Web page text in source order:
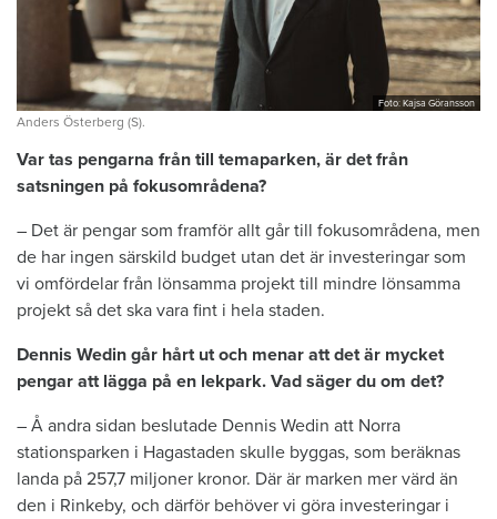
Foto: Kajsa Göransson
Anders Österberg (S).
Var tas pengarna från till temaparken, är det från
satsningen på fokusområdena?
– Det är pengar som framför allt går till fokusområdena, men
de har ingen särskild budget utan det är investeringar som
vi omfördelar från lönsamma projekt till mindre lönsamma
projekt så det ska vara fint i hela staden.
Dennis Wedin går hårt ut och menar att det är mycket
pengar att lägga på en lekpark. Vad säger du om det?
– Å andra sidan beslutade Dennis Wedin att Norra
stationsparken i Hagastaden skulle byggas, som beräknas
landa på 257,7 miljoner kronor. Där är marken mer värd än
den i Rinkeby, och därför behöver vi göra investeringar i